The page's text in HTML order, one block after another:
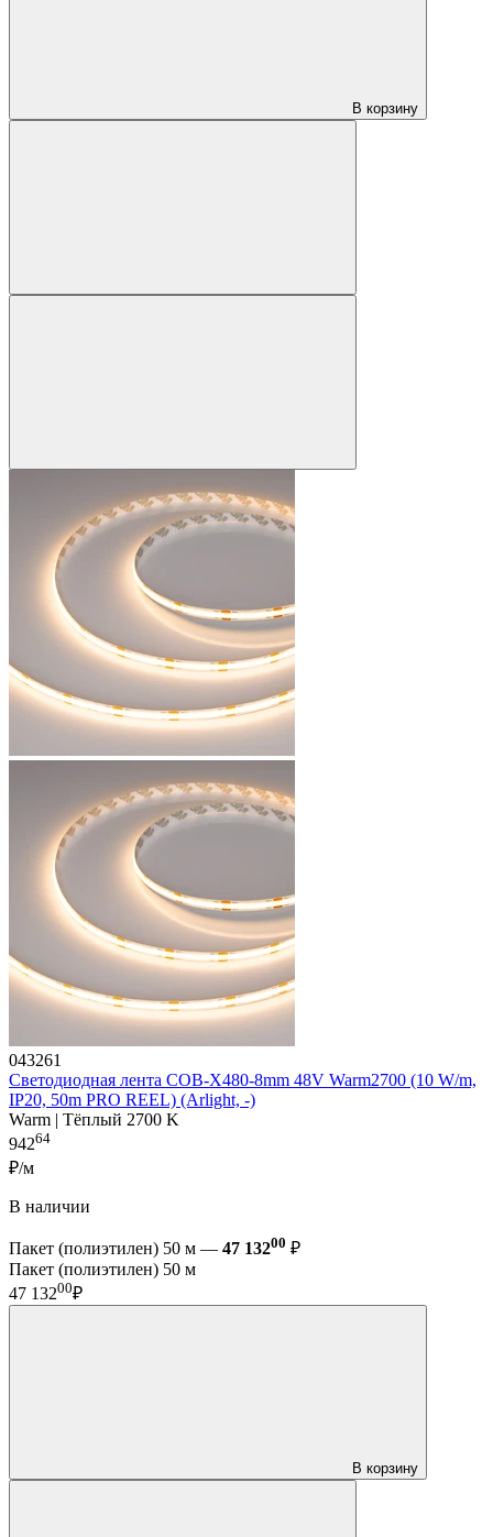
В корзину
043261
Светодиодная лента COB-X480-8mm 48V Warm2700 (10 W/m,
IP20, 50m PRO REEL) (Arlight, -)
Warm | Тёплый 2700 K
94264
₽/м
В наличии
Пакет (полиэтилен) 50 м — 47 13200 ₽
Пакет (полиэтилен) 50 м
47 13200₽
В корзину